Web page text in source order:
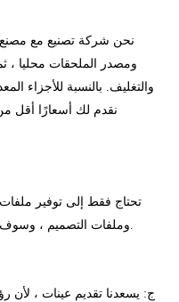
ومصدر الملحقات محليا ، ثم
والتغليف. بالنسبة للأجزاء
نقدم لك أسعارًا أقل
ج: يسعدنا تقديم عينات ،